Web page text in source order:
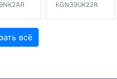
KGN39UK22R
всё